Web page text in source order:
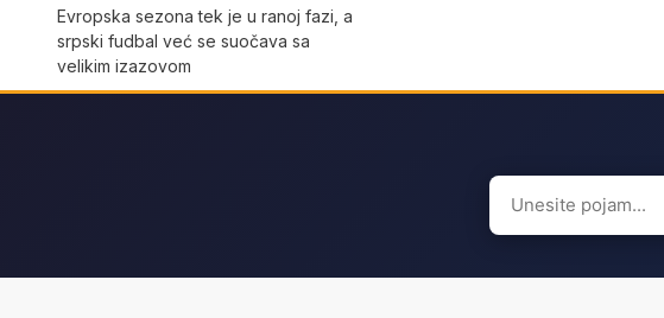
Evropska sezona tek je u ranoj fazi, a
srpski fudbal već se suočava sa
velikim izazovom
Search
for: